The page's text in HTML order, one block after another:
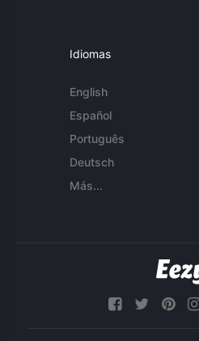
Idiomas
English
Español
Português
Deutsch
Más...